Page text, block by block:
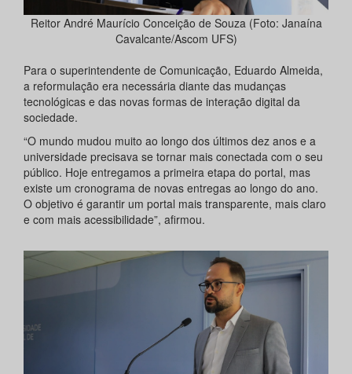
Reitor André Maurício Conceição de Souza (Foto: Janaína
Cavalcante/Ascom UFS)
Para o superintendente de Comunicação, Eduardo Almeida,
a reformulação era necessária diante das mudanças
tecnológicas e das novas formas de interação digital da
sociedade.
“O mundo mudou muito ao longo dos últimos dez anos e a
universidade precisava se tornar mais conectada com o seu
público. Hoje entregamos a primeira etapa do portal, mas
existe um cronograma de novas entregas ao longo do ano.
O objetivo é garantir um portal mais transparente, mais claro
e com mais acessibilidade”, afirmou.